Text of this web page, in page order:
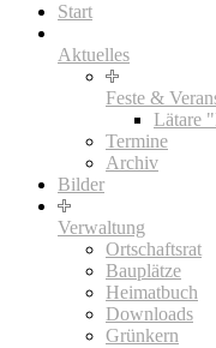
Start
Aktuelles
Feste &
Lätare
Termine
Archiv
Bilder
Verwaltung
Ortschaftsrat
Bauplätze
Heimatbuch
Downloads
Grünkern